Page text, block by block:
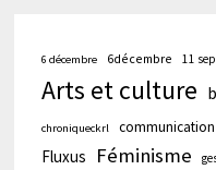
6 décembre 6décembre 11
Arts et culture
chroniqueckrl communication
Fluxus Féminisme